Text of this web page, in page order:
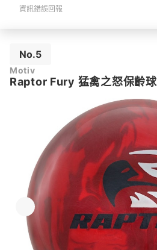
資訊錯誤回報
No.5
Motiv
Raptor Fury 猛禽之怒保齡球